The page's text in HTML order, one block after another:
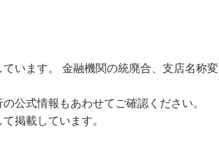
います。 金融機関の統廃合、支店名称変
公式情報もあわせてご確認ください。
掲載しています。